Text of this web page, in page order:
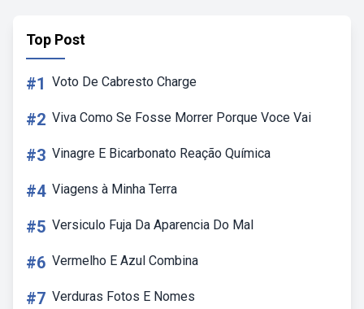
Top Post
#1 Voto De Cabresto Charge
#2 Viva Como Se Fosse Morrer Porque Voce Vai
#3 Vinagre E Bicarbonato Reação Química
#4 Viagens à Minha Terra
#5 Versiculo Fuja Da Aparencia Do Mal
#6 Vermelho E Azul Combina
#7 Verduras Fotos E Nomes